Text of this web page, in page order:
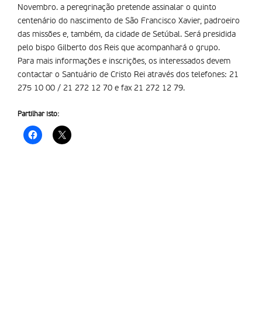
Novembro. a peregrinação pretende assinalar o quinto
centenário do nascimento de São Francisco Xavier, padroeiro
das missões e, também, da cidade de Setúbal. Será presidida
pelo bispo Gilberto dos Reis que acompanhará o grupo.
Para mais informações e inscrições, os interessados devem
contactar o Santuário de Cristo Rei através dos telefones: 21
275 10 00 / 21 272 12 70 e fax 21 272 12 79.
Partilhar isto: